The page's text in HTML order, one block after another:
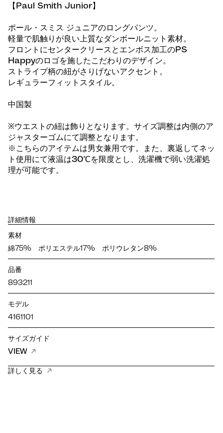
【Paul Smith Junior】
ポール・スミス ジュニアのロングパンツ。
軽量で肌触りが良い上質なダンボールニット素材。
フロントにセンタークリースとエンボス加工のPS
Happyのロゴを施したこだわりのデザイン。
ストライプ柄の紐がさりげないアクセント。
レギュラーフィットスタイル。
中国製
※ウエストの紐は飾りとなります。サイズ調整は内側のア
ジャスターゴムにて調整となります。
※こちらのアイテムは男女兼用です。また、裏返してネッ
ト使用にて液温は30℃を限度とし、洗濯機で弱い洗濯処
理が可能です。
詳細情報
素材
綿75% ポリエステル17% ポリウレタン8%
品番
893211
モデル
4161101
サイズガイド
VIEW
詳しく見る